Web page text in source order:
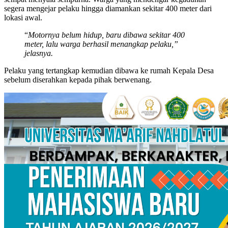
segera mengejar pelaku hingga diamankan sekitar 400 meter dari
lokasi awal.
“Motornya belum hidup, baru dibawa sekitar 400
meter, lalu warga berhasil menangkap pelaku,”
jelasnya.
Pelaku yang tertangkap kemudian dibawa ke rumah Kepala Desa
sebelum diserahkan kepada pihak berwenang.